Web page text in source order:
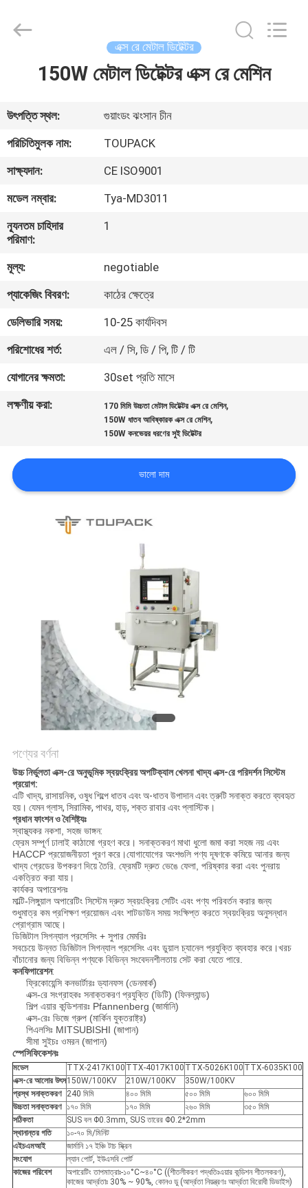
পণ্য
আমাদের
ফ্যাক্টরি
মান
নিয়ন্ত্রণ
আমাদের
সাথে
যোগাযোগ
খবর
অনুরোধ
SITEMAP
গোপনীয়তা
নীতি
এক্স রে মেটাল ডিটেক্টর
150W মেটাল ডিটেক্টর এক্স রে মেশিন
উৎপত্তি স্থল:
গুয়াংডং ঝংসান চীন
পরিচিতিমুলক নাম:
TOUPACK
সাক্ষ্যদান:
CE ISO9001
মডেল নম্বার:
Tya-MD3011
ন্যূনতম চাহিদার
পরিমাণ:
1
মূল্য:
negotiable
প্যাকেজিং বিবরণ:
কাঠের ক্ষেত্রে
ডেলিভারি সময়:
10-25 কার্যদিবস
পরিশোধের শর্ত:
এল / সি, ডি / পি, টি / টি
যোগানের ক্ষমতা:
30set প্রতি মাসে
লক্ষণীয় করা:
170 মিমি উচ্চতা মেটাল ডিটেক্টর এক্স রে মেশিন,
150W ধাতব আবিষ্কারক এক্স রে মেশিন,
150W কনভেয়র ধরণের সুই ডিটেক্টর
ভালো দাম
পণ্যের বর্ণনা
উচ্চ নির্ভুলতা এক্স-রে অনুভূমিক স্বয়ংক্রিয় অপটিক্যাল খেলনা খাদ্য এক্স-রে পরিদর্শন সিস্টেম
প্রয়োগ:
এটি খাদ্য, রাসায়নিক, ওষুধ শিল্পে ধাতব এবং অ-ধাতব উপাদান এবং ত্রুটি সনাক্ত করতে ব্যবহৃত
হয়। যেমন গ্লাস, সিরামিক, পাথর, হাড়, শক্ত রাবার এবং প্লাস্টিক।
প্রধান ফাংশন ও বৈশিষ্ট্যঃ
স্বাস্থ্যকর নকশা, সহজ ভাঙ্গন:
ফ্রেম সম্পূর্ণ ঢালাই কাঠামো গ্রহণ করে। সনাক্তকরণ মাথা ধুলো জমা করা সহজ নয় এবং
HACCP প্রয়োজনীয়তা পূরণ করে।যোগাযোগের অংশগুলি পণ্য দূষণকে কমিয়ে আনার জন্য
খাদ্য গ্রেডের উপকরণ দিয়ে তৈরি. ফ্রেমটি দ্রুত ভেঙে ফেলা, পরিষ্কার করা এবং পুনরায়
একত্রিত করা যায়।
কার্যকর অপারেশনঃ
মাল্টি-লিঙ্গুয়াল অপারেটিং সিস্টেম দ্রুত স্বয়ংক্রিয় সেটিং এবং পণ্য পরিবর্তন করার জন্য
শুধুমাত্র কম প্রশিক্ষণ প্রয়োজন এবং শাটডাউন সময় সংক্ষিপ্ত করতে স্বয়ংক্রিয় অনুসন্ধান
প্রোগ্রাম আছে।
ডিজিটাল সিগন্যাল প্রসেসিং + সুপার মেমরিঃ
সবচেয়ে উন্নত ডিজিটাল সিগন্যাল প্রসেসিং এবং ডুয়াল চ্যানেল প্রযুক্তি ব্যবহার করে।খরচ
বাঁচানোর জন্য বিভিন্ন পণ্যকে বিভিন্ন সংবেদনশীলতায় সেট করা যেতে পারে.
কনফিগারেশন:
ফ্রিকোয়েন্সি কনভার্টারঃ ড্যানফস (ডেনমার্ক)
এক্স-রে সংগ্রাহকঃ সনাক্তকরণ প্রযুক্তি (ডিটি) (ফিনল্যান্ড)
শিল্প এয়ার কন্ডিশনারঃ Pfannenberg (জার্মানি)
এক্স-রেঃ ভিজে গ্রুপ (মার্কিন যুক্তরাষ্ট্র)
পিএলসিঃ MITSUBISHI (জাপান)
সীমা সুইচঃ ওমরন (জাপান)
স্পেসিফিকেশনঃ
মডেল TTX-2417K100 TTX-4017K100 TTX-5026K100 TTX-6035K100
এক্স-রে আলোর উৎস150W/100KV 210W/100KV
350W/100KV
প্রস্থ সনাক্তকরণ 240 মিমি ৪০০ মিমি ৫০০ মিমি
৬০০ মিমি
উচ্চতা সনাক্তকরণ ১৭০ মিমি ১৭০ মিমি ২৬০ মিমি
৩৫০ মিমি
সঠিকতা
SUS বল Φ0.3mm, SUS তারের Φ0.2*2mm
স্থানান্তর গতি
১০-৭০ মি/মিনিট
এইচএমআই
জার্মানি ১৭ ইঞ্চি টাচ স্ক্রিন
সংযোগ
ল্যান পোর্ট, ইউএসবি পোর্ট
কাজের পরিবেশ
অপারেটিং তাপমাত্রাঃ-১০°C~৪০°C ((শীতলীকরণ পদ্ধতিঃএয়ার কন্ডিশন শীতলকরণ),
কাজের আর্দ্রতাঃ 30% ~ 90%, কোনও ডু (আর্দ্রতা নিয়ন্ত্রণঃ আর্দ্রতা বিরোধী ডিভাইস)